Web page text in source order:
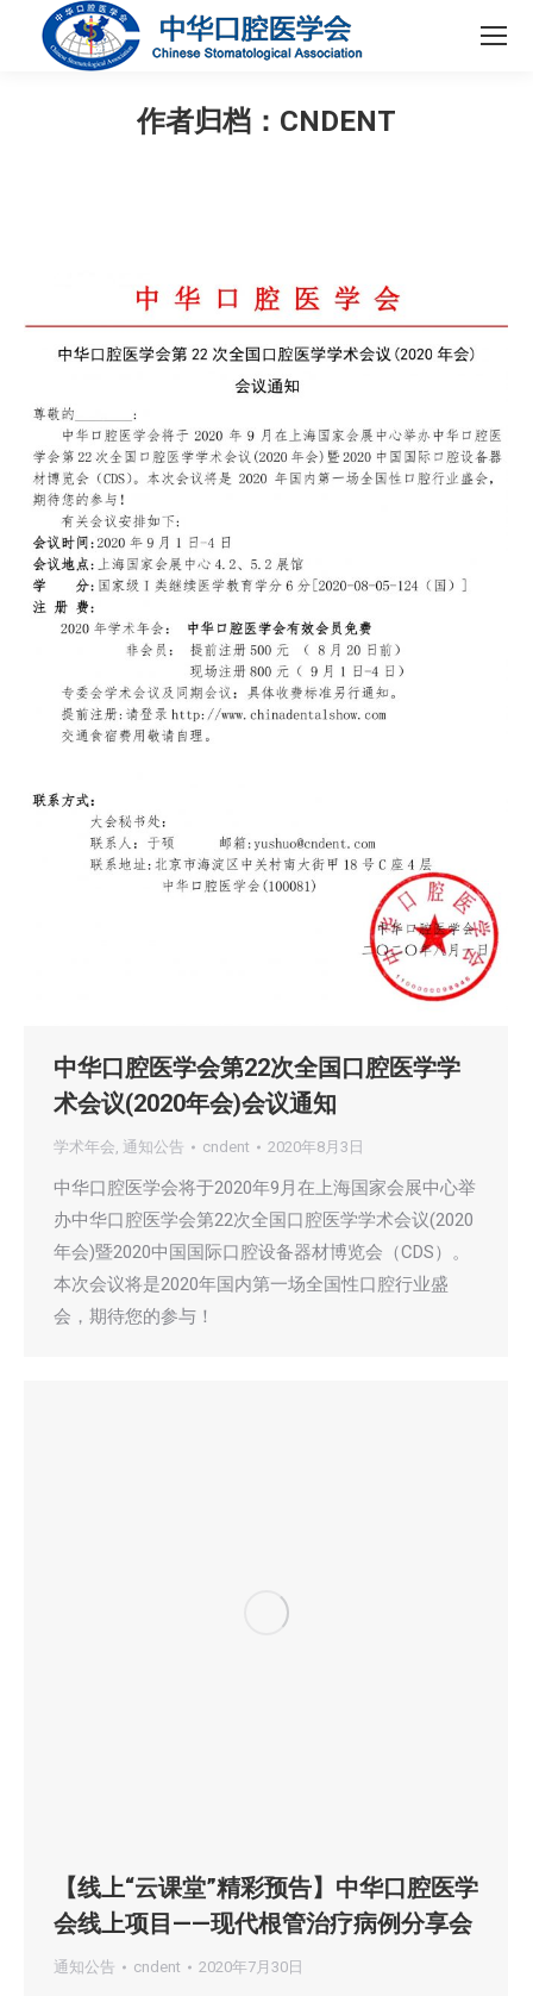
作者归档： CNDENT
中华口腔医学会第22次全国口腔医学学
术会议(2020年会)会议通知
学术年会, 通知公告 cndent 2020年8月3日
中华口腔医学会将于2020年9月在上海国家会展中心举
办中华口腔医学会第22次全国口腔医学学术会议(2020
年会)暨2020中国国际口腔设备器材博览会（CDS）。
本次会议将是2020年国内第一场全国性口腔行业盛
会，期待您的参与！
【线上“云课堂”精彩预告】中华口腔医学
会线上项目——现代根管治疗病例分享会
通知公告 cndent 2020年7月30日